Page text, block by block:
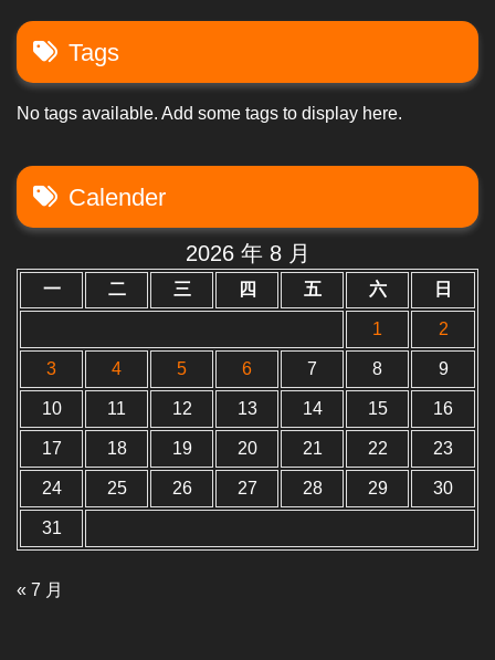
Tags
No tags available. Add some tags to display here.
Calender
2026 年 8 月
一 二 三 四 五 六 日
1 2
3 4 5 6 7 8 9
10 11 12 13 14 15 16
17 18 19 20 21 22 23
24 25 26 27 28 29 30
31
« 7 月